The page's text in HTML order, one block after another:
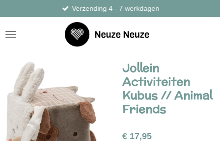
direct
naar
de
Verzending 4 - 7 werkdagen
Jollein
Activiteiten
Kubus // Animal
Friends
€ 17,95